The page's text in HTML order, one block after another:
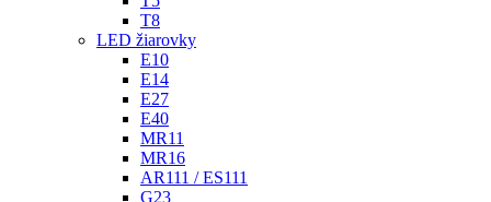
T8
LED žiarovky
E10
E14
E27
E40
MR11
MR16
AR111 / ES111
G23